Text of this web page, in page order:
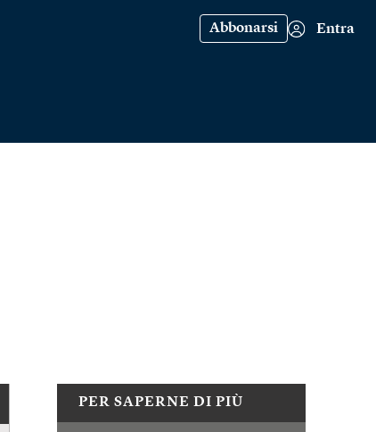
Abbonarsi Entra
PER SAPERNE DI PIÙ